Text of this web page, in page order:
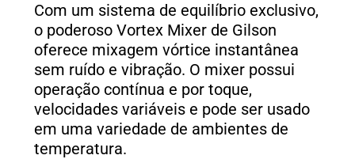
Com um sistema de equilíbrio exclusivo,
o poderoso Vortex Mixer de Gilson
oferece mixagem vórtice instantânea
sem ruído e vibração. O mixer possui
operação contínua e por toque,
velocidades variáveis e pode ser usado
em uma variedade de ambientes de
temperatura.